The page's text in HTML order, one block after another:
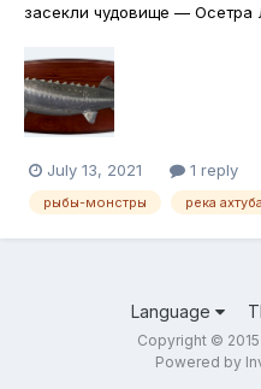
засекли чудовище — Осетра
рыбы не стоит далекого
Приготовься к яростной
незабываемому приключени...
July 13, 2021 1 reply
рыбы-монстры река ахтуба
Language
Copyright ©
Powered by